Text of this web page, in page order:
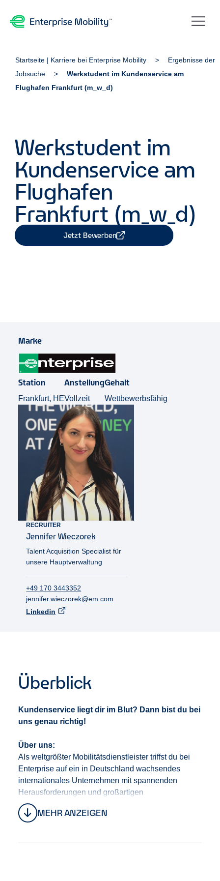
Startseite | Karriere bei Enterprise Mobility
Ergebnisse der
Jobsuche
Werkstudent im Kundenservice am
Flughafen Frankfurt (m_w_d)
Werkstudent im
Kundenservice am
Flughafen
Frankfurt (m_w_d)
Jetzt Bewerben
Marke
Station
Frankfurt, HE
Anstellung
Vollzeit
Gehalt
Wettbewerbsfähig
RECRUITER
JenniferWieczorek
Talent Acquisition Specialist für
unsere Hauptverwaltung
+49 170 3443352
jennifer.wieczorek@em.com
Linkedin
Überblick
MEHR ANZEIGEN
Kundenservice liegt dir im Blut? Dann bist du bei
uns genau richtig!
Über uns:
Als weltgrößter Mobilitätsdienstleister triffst du bei
Enterprise auf ein in Deutschland wachsendes
internationales Unternehmen mit spannenden
Herausforderungen und großartigen
Aufstiegschancen. Der Hauptsitz unseres 1957
gegründeten Unternehmens ist in St. Louis (USA),